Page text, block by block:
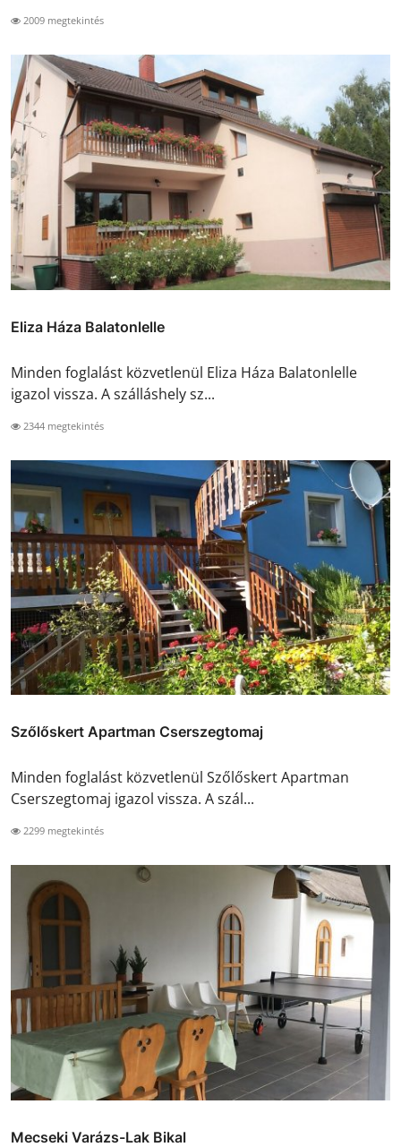
2009 megtekintés
Eliza Háza Balatonlelle
Minden foglalást közvetlenül Eliza Háza Balatonlelle
igazol vissza. A szálláshely sz...
2344 megtekintés
Szőlőskert Apartman Cserszegtomaj
Minden foglalást közvetlenül Szőlőskert Apartman
Cserszegtomaj igazol vissza. A szál...
2299 megtekintés
Mecseki Varázs-Lak Bikal